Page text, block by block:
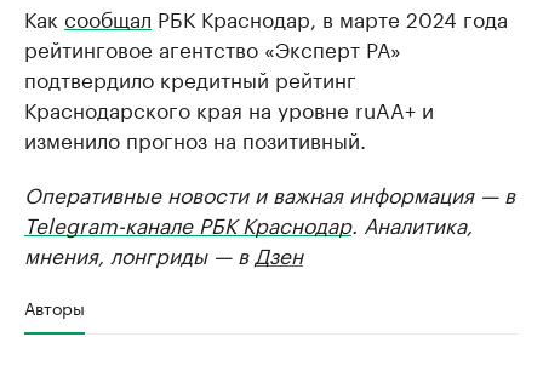
Как сообщал РБК Краснодар, в марте 2024 года
рейтинговое агентство «Эксперт РА»
подтвердило кредитный рейтинг
Краснодарского края на уровне ruAA+ и
изменило прогноз на позитивный.
Оперативные новости и важная информация — в
Telegram-канале РБК Краснодар. Аналитика,
мнения, лонгриды — в Дзен
Авторы